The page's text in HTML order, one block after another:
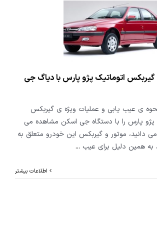
اتوماتیک پژو پارس با دیاگ جی
ی عیب یابی و عملیات ویژه ی گیربکس
پژو پارس را با دستگاه جی اسکن مشاهده می
دانید، موتور و گیربکس این خودرو متعلق به
...
اطلاعات بیشتر